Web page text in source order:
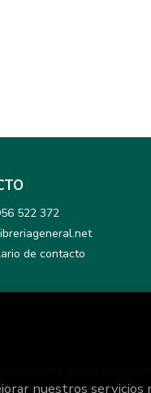
522 372
de contacto
nuestros servicios